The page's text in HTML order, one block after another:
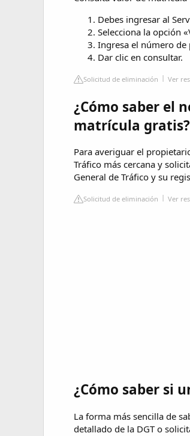
Debes ingresar al
Selecciona la opción
Ingresa el número de
Dar clic en consultar.
Solicitud de eliminación Ver
¿Cómo saber el
matrícula gratis?
Para averiguar el
Tráfico más cercana y
General de Tráfico y su
Solicitud de eliminación Ver
¿Cómo saber si
La forma más sencilla de
detallado de la DGT o